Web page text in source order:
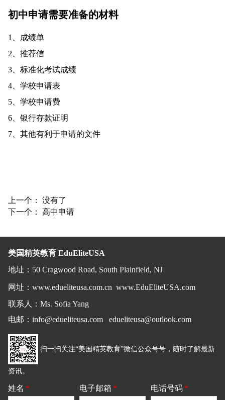
初中申请需要准备的材料
1、成绩单
2、推荐信
3、标准化考试成绩
4、学校申请表
5、学校申请费
6、银行存款证明
7、其他有利于申请的文件
上一个： 没有了
下一个： 高中申请
美国精英教育 EduEliteUSA
地址 ： 50 Cragwood Road, South Plainfield, NJ
网址： www.edueliteusa.com.cn www.EduEliteUSA.com
联系人：Ms. Sofia Yang
电邮 ： info@edueliteusa.com edueliteusa@outlook.com
扫一扫关注“美国精英教育”微信公众号号，随时了解最新
资讯。
姓名 * 电子邮箱 * 电话号码 *